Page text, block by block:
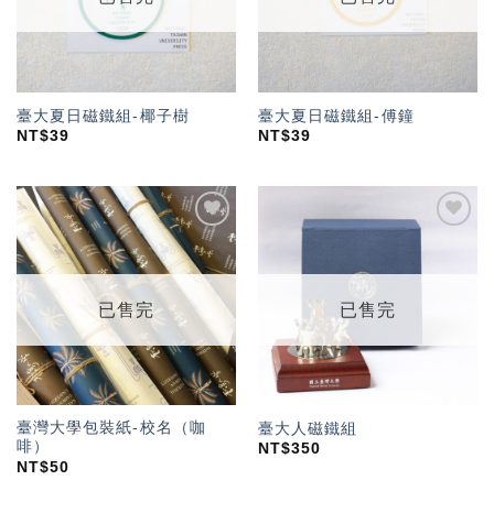
臺大夏日磁鐵組-椰子樹
NT$39
臺大夏日磁鐵組-傅鐘
NT$39
加入
「願
望輕
單」
已售完
臺灣大學包裝紙-校名（咖
啡）
NT$50
已售完
臺大人磁鐵組
NT$350